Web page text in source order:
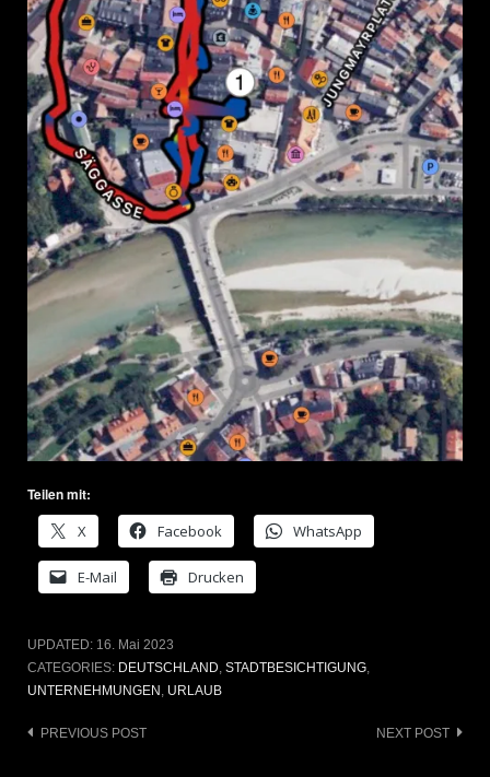
Teilen mit:
X
Facebook WhatsApp
E-Mail Drucken
UPDATED: 16. Mai 2023
CATEGORIES: DEUTSCHLAND STADTBESICHTIGUNG
UNTERNEHMUNGEN URLAUB
Post
PREVIOUS POST NEXT POST